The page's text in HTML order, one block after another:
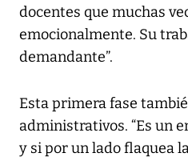
docentes que muchas
emocionalmente. Su
demandante”.
Esta primera fase
administrativos. “Es un
y si por un lado flaquea